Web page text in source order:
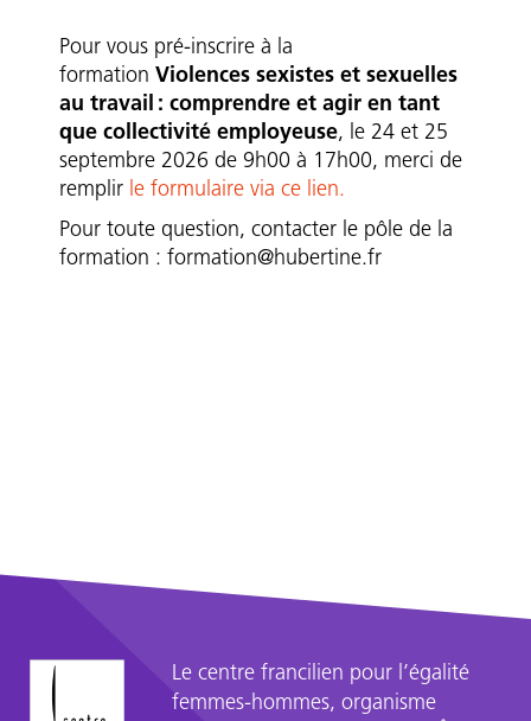
Chapô
Pour vous pré-inscrire à la
formation Violences sexistes et sexuelles
au travail : comprendre et agir en tant
que collectivité employeuse, le 24 et 25
septembre 2026 de 9h00 à 17h00, merci de
remplir le formulaire via ce lien.
Pour toute question, contacter le pôle de la
formation : formation@hubertine.fr
Le centre francilien pour l’égalité
femmes-hommes, organisme